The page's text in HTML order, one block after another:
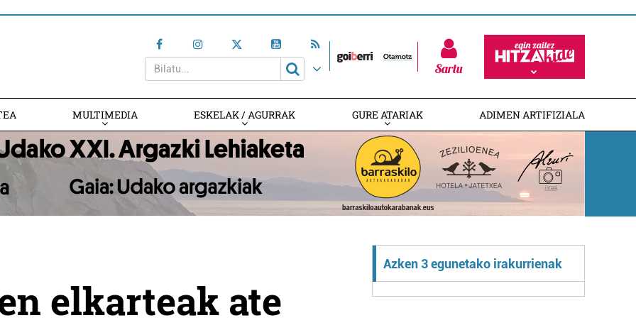
Sartu
MULTIMEDIA ESKELAK / AGURRAK GURE ATARIAK ADIMEN ARTIFIZIALA
elkarteak ate
Azken 3 egunetako irakurrienak